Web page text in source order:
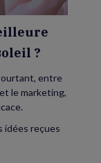
?
entre
le marketing,
idées reçues